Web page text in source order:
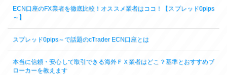
ECN口座のFX業者を徹底比較！オススメ業者はココ！【スプレッド0pips
～】
スプレッド0pips～で話題のcTrader ECN口座とは
本当に信頼・安心して取引できる海外ＦＸ業者はどこ？基準とおすすめブ
ローカーを教えます